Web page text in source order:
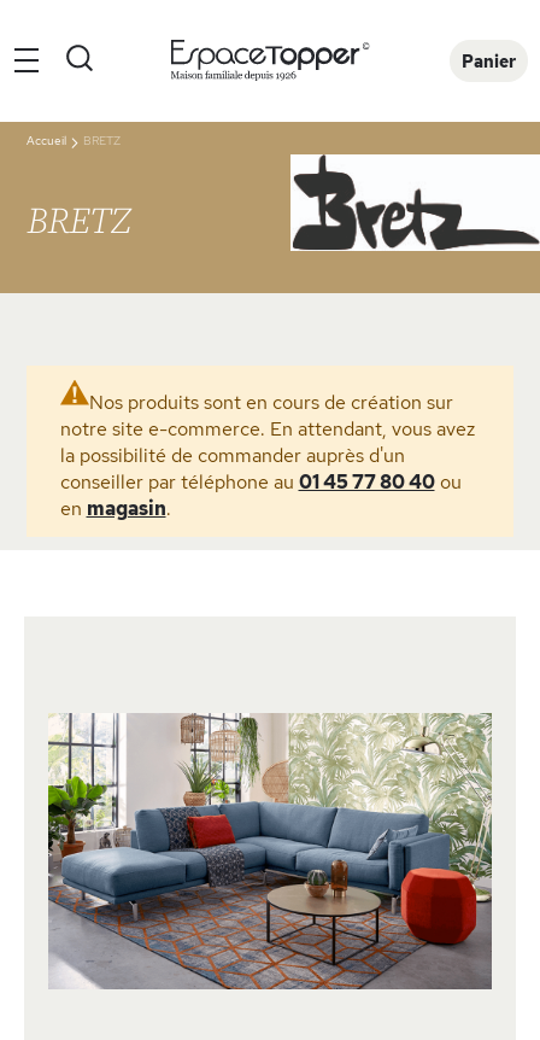
Panier
Rechercher
Accueil BRETZ
BRETZ
Nos produits sont en cours de création sur
notre site e-commerce. En attendant, vous avez
la possibilité de commander auprès d'un
conseiller par téléphone au 01 45 77 80 40ou
en magasin.